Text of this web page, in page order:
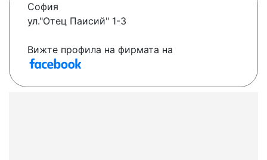
София
ул."Отец Паисий" 1-3
Вижте профила на фирмата на